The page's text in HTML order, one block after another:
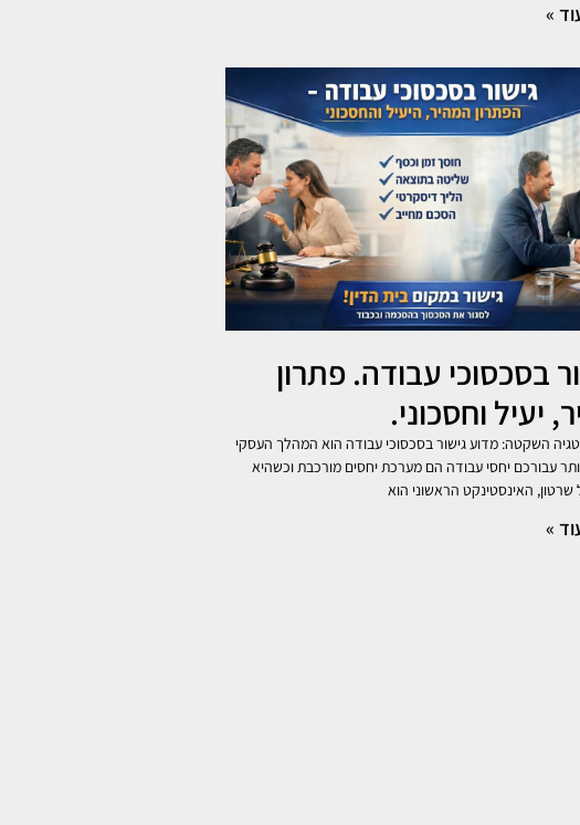
»
בסכסוכי עבודה. פתרון
יעיל וחסכוני.
השקטה: מדוע גישור בסכסוכי עבודה הוא המהלך העסקי
עבורכם יחסי עבודה הם מערכת יחסים מורכבת וכשהיא
שרטון, האינסטינקט הראשוני הוא
»